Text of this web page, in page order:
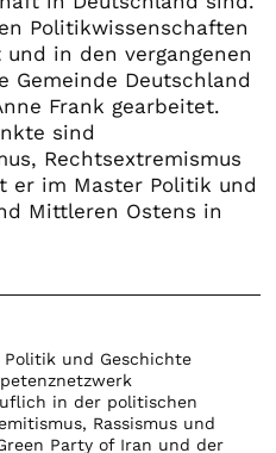
Politikwissenschaften
in den vergangenen
Gemeinde Deutschland
Frank gearbeitet.
sind
Rechtsextremismus
er im Master Politik und
Mittleren Ostens in
Politik und Geschichte
in der politischen
Rassismus und
Party of Iran und der